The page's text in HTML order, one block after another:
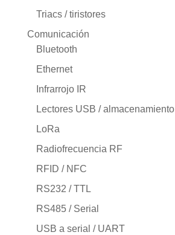
Triacs / tiristores
Comunicación
Bluetooth
Ethernet
Infrarrojo IR
Lectores USB / almacenamiento
LoRa
Radiofrecuencia RF
RFID / NFC
RS232 / TTL
RS485 / Serial
USB a serial / UART